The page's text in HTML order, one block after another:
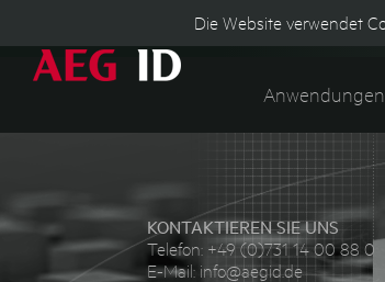
Anwendungen
KONTAKTIEREN SIE UNS
Telefon: +49 (0)731 14 00 88 0
E-Mail: info@aegid.de
Die Website verwendet